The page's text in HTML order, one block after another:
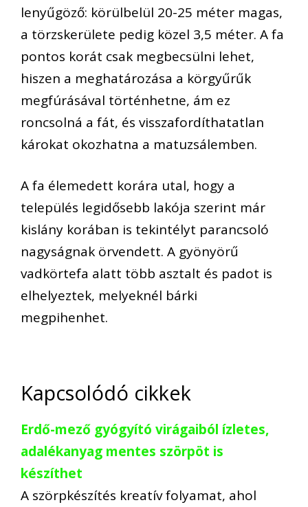
lenyűgöző: körülbelül 20-25 méter magas,
a törzskerülete pedig közel 3,5 méter. A fa
pontos korát csak megbecsülni lehet,
hiszen a meghatározása a körgyűrűk
megfúrásával történhetne, ám ez
roncsolná a fát, és visszafordíthatatlan
károkat okozhatna a matuzsálemben.
A fa élemedett korára utal, hogy a
település legidősebb lakója szerint már
kislány korában is tekintélyt parancsoló
nagyságnak örvendett. A gyönyörű
vadkörtefa alatt több asztalt és padot is
elhelyeztek, melyeknél bárki
megpihenhet.
Kapcsolódó cikkek
Erdő-mező gyógyító virágaiból ízletes,
adalékanyag mentes szörpöt is
készíthet
A szörpkészítés kreatív folyamat, ahol